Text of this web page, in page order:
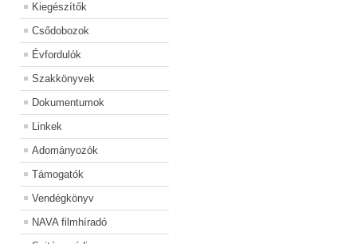
Kiegészítők
Csődobozok
Évfordulók
Szakkönyvek
Dokumentumok
Linkek
Adományozók
Támogatók
Vendégkönyv
NAVA filmhíradó